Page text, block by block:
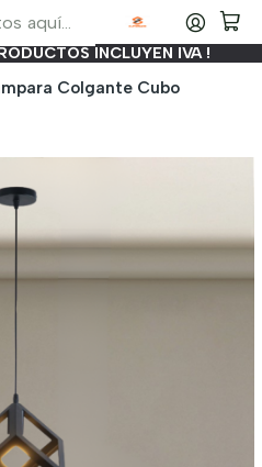
INCLUYEN IVA !
Colgante Cubo